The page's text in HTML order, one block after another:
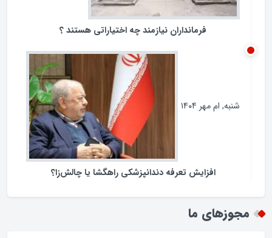
فرمانداران نیازمند چه اختیاراتی هستند ؟
شنبه, ام مهر ۱۴۰۴
افزایش تعرفه دندانپزشکی راهگشا یا چالش‌زا؟
مجوزهای ما